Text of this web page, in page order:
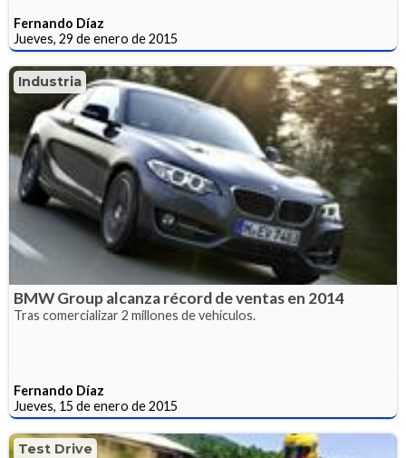
Fernando Díaz
Jueves, 29 de enero de 2015
Industria
BMW Group alcanza récord de ventas en 2014
Tras comercializar 2 millones de vehículos.
Fernando Díaz
Jueves, 15 de enero de 2015
Test Drive